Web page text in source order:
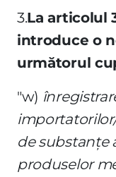
3.La articolul
introduce o
următorul
"w)
de substanţe
produselor